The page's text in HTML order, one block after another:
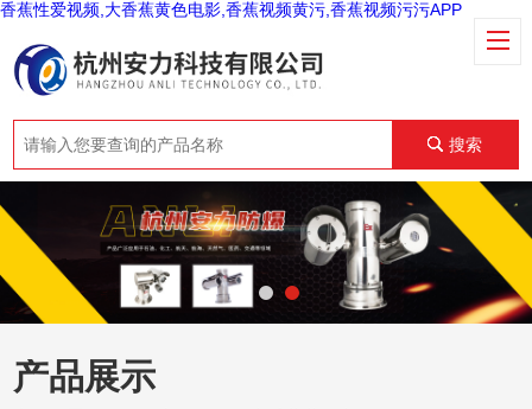
香蕉性爱视频,大香蕉黄色电影,香蕉视频黄污,香蕉视频污污APP
搜索
产品展示